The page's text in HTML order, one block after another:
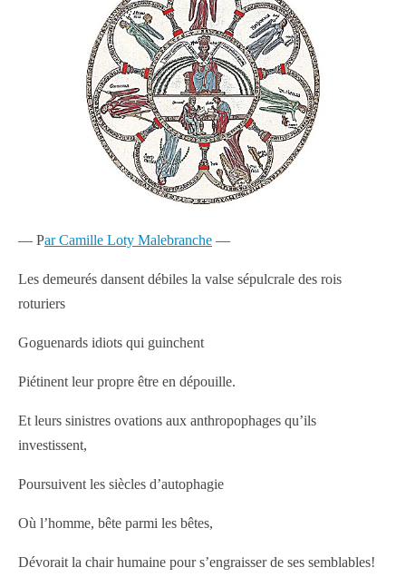
— Par Camille Loty Malebranche —
Les demeurés dansent débiles la valse sépulcrale des rois
roturiers
Goguenards idiots qui guinchent
Piétinent leur propre être en dépouille.
Et leurs sinistres ovations aux anthropophages qu’ils
investissent,
Poursuivent les siècles d’autophagie
Où l’homme, bête parmi les bêtes,
Dévorait la chair humaine pour s’engraisser de ses semblables!